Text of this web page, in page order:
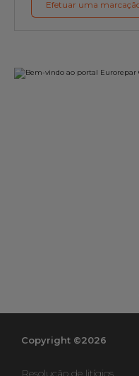
Copyright ©2026
Resolução de litígios